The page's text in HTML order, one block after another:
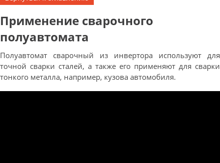
Применение сварочного
полуавтомата
Полуавтомат сварочный из инвертора используют для
точной сварки сталей, а также его применяют для сварки
тонкого металла, например, кузова автомобиля.